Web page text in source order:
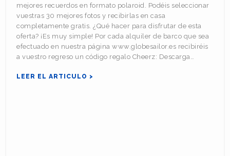
mejores recuerdos en formato polaroid. Podéis seleccionar
vuestras 30 mejores fotos y recibirlas en casa
completamente gratis. ¿Qué hacer para disfrutar de esta
oferta? ¡Es muy simple! Por cada alquiler de barco que sea
efectuado en nuestra página www.globesailor.es recibiréis
a vuestro regreso un código regalo Cheerz: Descarga…
LEER EL ARTICULO >